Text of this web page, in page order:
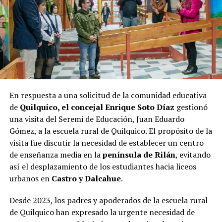
candidatos en la recta final hacia las urnas.
En respuesta a una solicitud de la comunidad educativa
de Quilquico, el concejal Enrique Soto Díaz gestionó
una visita del Seremi de Educación, Juan Eduardo
Gómez, a la escuela rural de Quilquico. El propósito de la
visita fue discutir la necesidad de establecer un centro
de enseñanza media en lapenínsula de Rilán, evitando
así el desplazamiento de los estudiantes hacia liceos
urbanos en Castro y Dalcahue.
Desde 2023, los padres y apoderados de la escuela rural
de Quilquico han expresado la urgente necesidad de